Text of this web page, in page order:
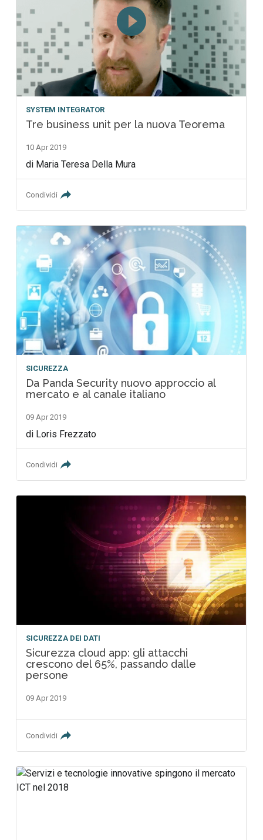
SYSTEM INTEGRATOR
Tre business unit per la nuova Teorema
10 Apr 2019
di Maria Teresa Della Mura
Condividi
SICUREZZA
Da Panda Security nuovo approccio al
mercato e al canale italiano
09 Apr 2019
di Loris Frezzato
Condividi
SICUREZZA DEI DATI
Sicurezza cloud app: gli attacchi
crescono del 65%, passando dalle
persone
09 Apr 2019
Condividi